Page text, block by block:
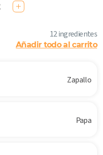
12 ingredientes
Añadir todo al carrito
Zapallo
Papa